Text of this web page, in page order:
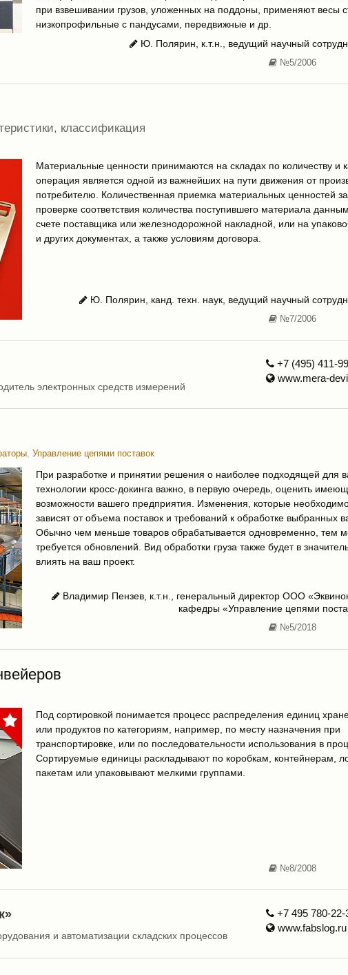
при взвешивании грузов, уложенных на поддоны, применяют весы
низкопрофильные с пандусами, передвижные и др.
Ю. Полярин, к.т.н., ведущий научный
№5/2006
классификация
Материальные ценности принимаются на складах по количеству и
операция является одной из важнейших на пути движения от
потребителю. Количественная приемка материальных ценностей
проверке соответствия количества поступившего материала
счете поставщика или железнодорожной накладной, или на
и других документах, а также условиям договора.
Ю. Полярин, канд. техн. наук, ведущий научный
№7/2006
электронных средств измерений
+7 (495) 411-
www.mera-
Управление цепями поставок
При разработке и принятии решения о наиболее подходящей для
технологии кросс-докинга важно, в первую очередь, оценить
возможности вашего предприятия. Изменения, которые необходимо
зависят от объема поставок и требований к обработке выбранных
Обычно чем меньше товаров обрабатывается одновременно, тем
требуется обновлений. Вид обработки груза также будет в
влиять на ваш проект.
Владимир Пензев, к.т.н., генеральный директор ООО
кафедры «Управление цепями
№5/2018
Под сортировкой понимается процесс распределения единиц
или продуктов по категориям, например, по месту назначения при
транспортировке, или по последовательности использования в
Сортируемые единицы раскладывают по коробкам, контейнерам,
пакетам или упаковывают мелкими группами.
№8/2008
и автоматизации складских процессов
+7 495 780-22-
www.fabslog.ru